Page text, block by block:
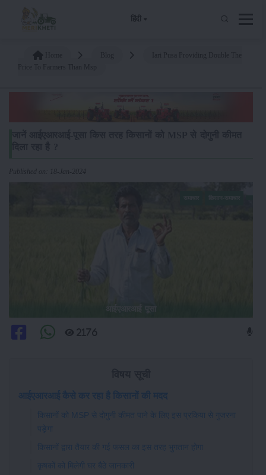
हिंदी
Published on: 18-Jan-2024
2176
आईएआरआई कैसे कर रहा है किसानों की मदद
किसानों को MSP से दोगुनी कीमत पाने के लिए इस प्रकिया से गुजरना
पड़ेगा
किसानों द्वारा तैयार की गई फसल का इस तरह भुगतान होगा
कृषकों को मिलेगी घर बैठे जानकारी